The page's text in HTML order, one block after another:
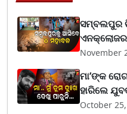
ସମ୍ବଲପୁର
November
ମା’ଙ୍କ
ହାରିଲେ
October